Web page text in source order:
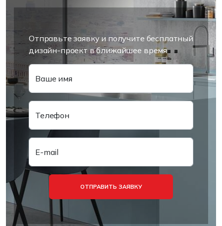
Отправьте заявку и получите бесплатный
дизайн-проект в ближайшее время
Ваше имя
Телефон
E-mail
ОТПРАВИТЬ ЗАЯВКУ